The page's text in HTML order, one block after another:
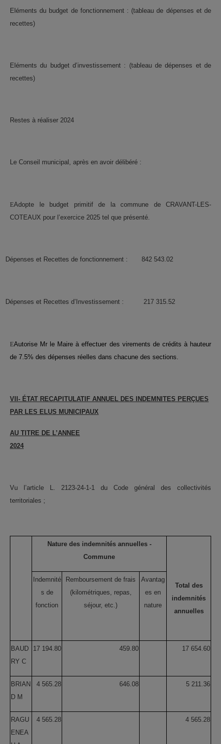
Eléments du budget de fonctionnement : (tableau de dépenses et de
recettes)
Eléments du budget d’investissement : (tableau de dépenses et de
recettes)
Restes à réaliser 2024
Le Conseil municipal, après en avoir délibéré :
EAdopte le budget primitif de la commune de CRAVANT-LES-
COTEAUX pour l’exercice 2025 tel que présenté.
Dépenses et Recettes de fonctionnement : 842 543.02
Dépenses et Recettes d’Investissement : 217 315.52
EAutorise Mr le Maire à effectuer des virements de crédits à hauteur
de 7.5% des dépenses réelles dans chacune des sections.
VII- ÉTAT RECAPITULATIF ANNUEL DES INDEMNITES PERÇUES
PAR LES ELUS MUNICIPAUX
AU TITRE DE L’ANNEE
2024
Vu l’article L. 2123-24-1-1 du Code général des collectivités
territoriales ;
Nature des indemnités annuelles -
Commune
Total des
indemnités
annuelles
Indemnité
s de
fonction
Remboursement de frais
(kilométriques, repas,
séjour, etc.)
Avantag
es en
nature
BAUD
RY C
17 194.80 459.80 17 654.60
BRIAN
D M
4 565.28 646.08 5 211.36
RAGU
ENEA
4 565.28 4 565.28